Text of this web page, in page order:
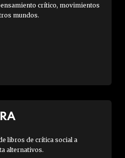
crítico, movimientos
mundos.
libros de crítica social a
alternativos.